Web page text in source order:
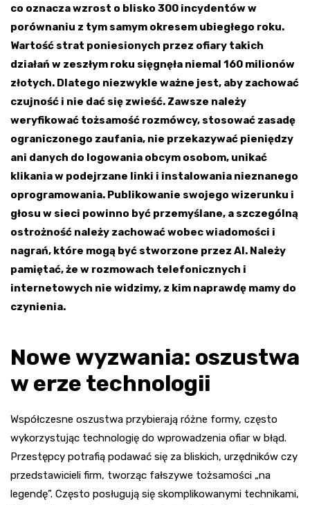
co oznacza wzrost o blisko 300 incydentów w
porównaniu z tym samym okresem ubiegłego roku.
Wartość strat poniesionych przez ofiary takich
działań w zeszłym roku sięgnęła niemal 160 milionów
złotych. Dlatego niezwykle ważne jest, aby zachować
czujność i nie dać się zwieść. Zawsze należy
weryfikować tożsamość rozmówcy, stosować zasadę
ograniczonego zaufania, nie przekazywać pieniędzy
ani danych do logowania obcym osobom, unikać
klikania w podejrzane linki i instalowania nieznanego
oprogramowania. Publikowanie swojego wizerunku i
głosu w sieci powinno być przemyślane, a szczególną
ostrożność należy zachować wobec wiadomości i
nagrań, które mogą być stworzone przez AI. Należy
pamiętać, że w rozmowach telefonicznych i
internetowych nie widzimy, z kim naprawdę mamy do
czynienia.
Nowe wyzwania: oszustwa
w erze technologii
Współczesne oszustwa przybierają różne formy, często
wykorzystując technologię do wprowadzenia ofiar w błąd.
Przestępcy potrafią podawać się za bliskich, urzędników czy
przedstawicieli firm, tworząc fałszywe tożsamości „na
legendę”. Często posługują się skomplikowanymi technikami,